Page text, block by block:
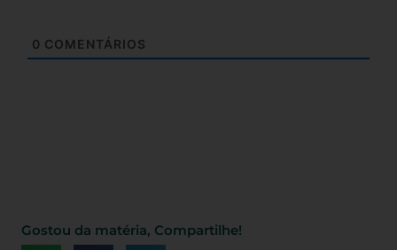
0 COMENTÁRIOS
Gostou da matéria, Compartilhe!